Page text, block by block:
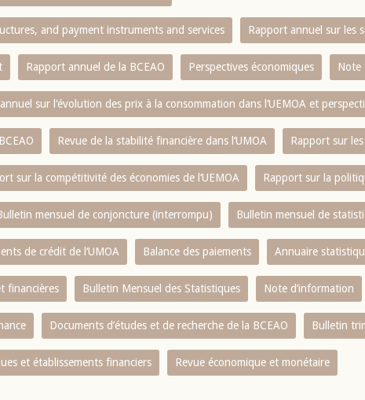
and payment instruments and services Rapport annuel sur les
Rapport annuel de la BCEAO Perspectives économiques Note
sur l‘évolution des prix à la consommation dans l‘UEMOA et
Revue de la stabilité financière dans l‘UMOA Rapport sur
sur la compétitivité des économies de l‘UEMOA Rapport sur la
mensuel de conjoncture (interrompu) Bulletin mensuel de
de crédit de l‘UMOA Balance des paiements Annuaire
financières Bulletin Mensuel des Statistiques Note d’information
Documents d’études et de recherche de la BCEAO Bulletin
et établissements financiers Revue économique et monétaire